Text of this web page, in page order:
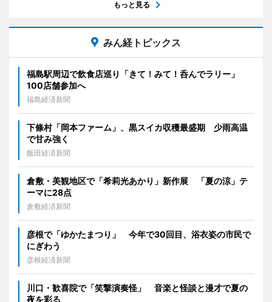
もっと見る
みん経トピックス
福島駅周辺で飲食店巡り「きて！みて！呑んでラリー」
100店舗参加へ
福島経済新聞
下條村「岡本ファーム」、黒スイカ収穫最盛期 少雨高温
で甘み強く
飯田経済新聞
倉敷・美観地区で「希莉光あかり」新作展 「夏の涼」テ
ーマに28点
倉敷経済新聞
彦根で「ゆかたまつり」 今年で30回目、浴衣姿の市民で
にぎわう
彦根経済新聞
川口・歓喜院で「笑撃演奏怪」 音楽と怪談と漫才で夏の
夜を彩る